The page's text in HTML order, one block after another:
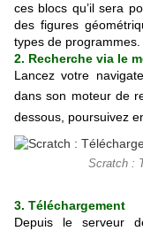
ces blocs qu’il sera
des figures
types de programmes.
2. Recherche via le
Lancez votre
dans son moteur de
dessous, poursuivez
Scratch :
3. Téléchargement
Depuis le serveur